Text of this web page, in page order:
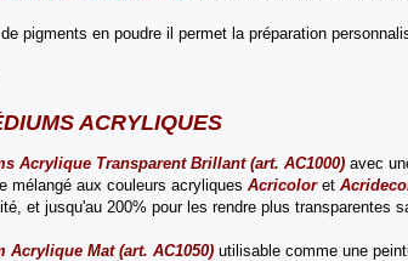
pigments en poudre il permet la préparation
ACRYLIQUES
Acrylique Transparent Brillant (art. AC1000) avec
mélangé aux couleurs acryliques Acricolor et
et jusqu'au 200% pour les rendre plus transparentes
Acrylique Mat (art. AC1050) utilisable comme une